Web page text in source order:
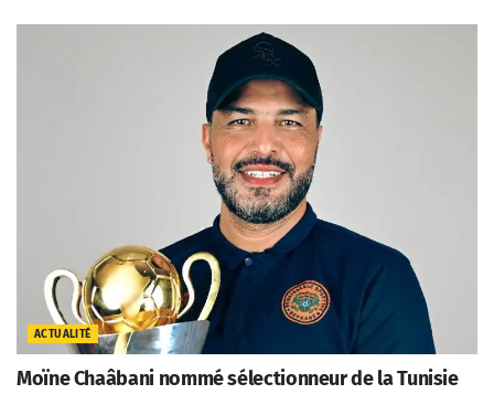
ACTUALITÉ
Moïne Chaâbani nommé sélectionneur de la Tunisie